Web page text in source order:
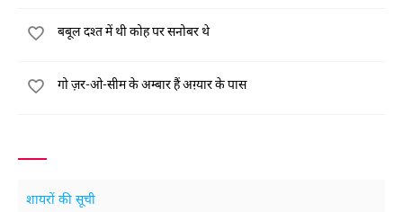
बबूल दश्त में थी कोह पर सनोबर थे
गो ज़र-ओ-सीम के अम्बार हैं अग़्यार के पास
शायरों की सूची